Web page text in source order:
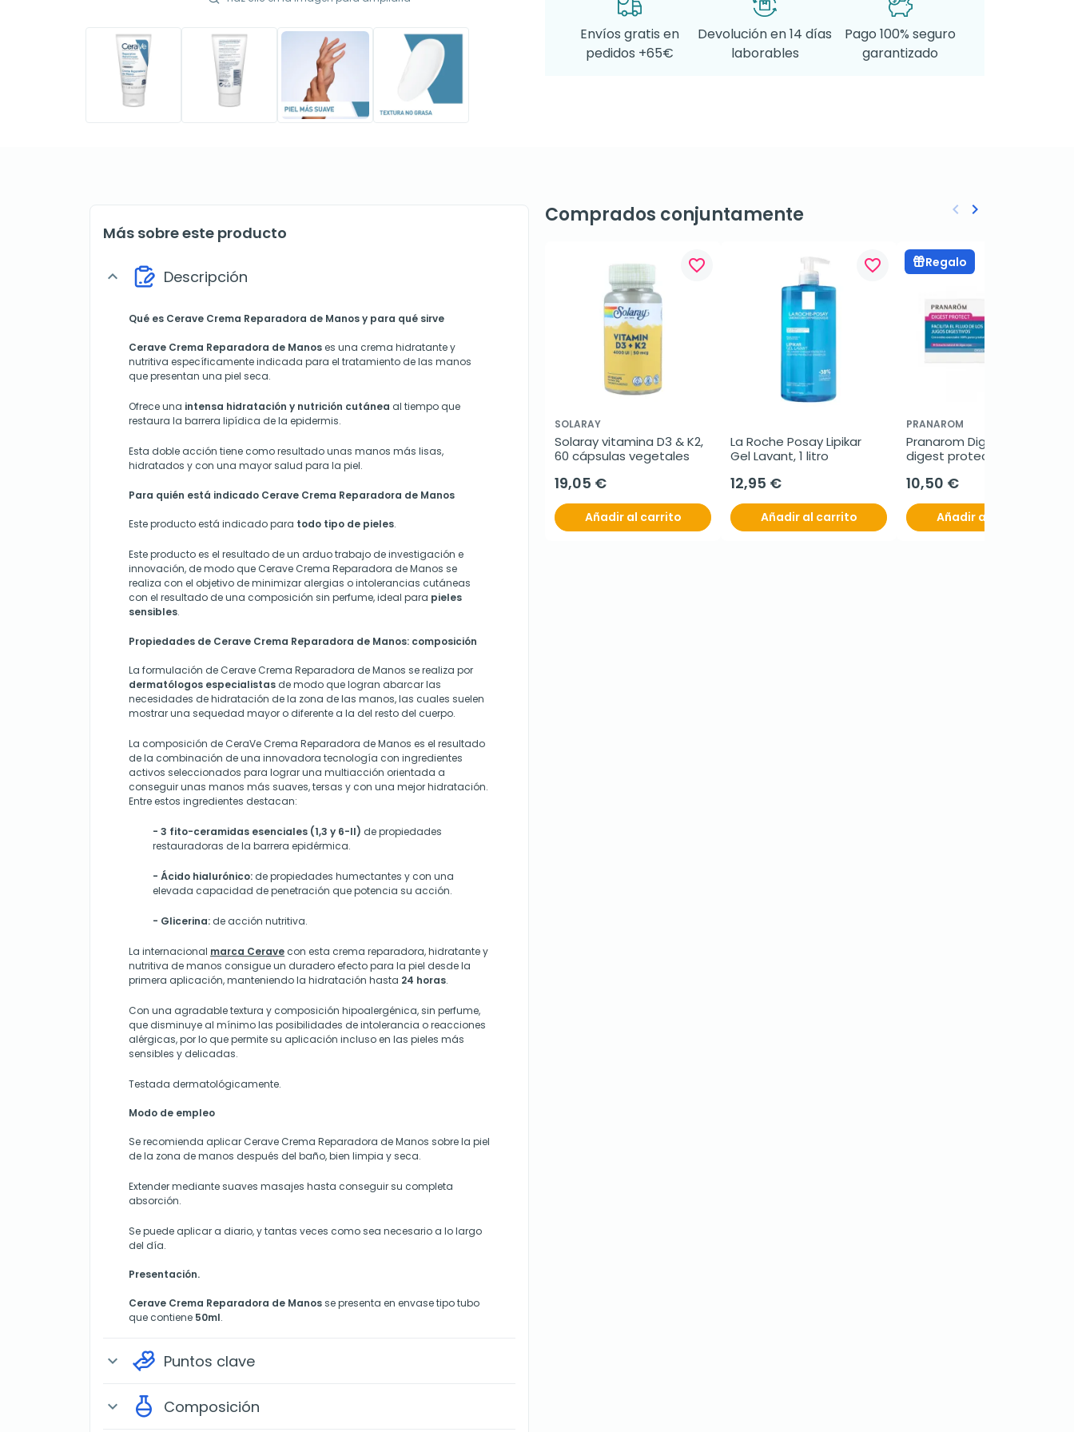
Envíos gratis en
pedidos +65€
Devolución en 14 días
laborables
Pago 100% seguro
garantizado
Más sobre este producto
expand_more Descripción
Qué es Cerave Crema Reparadora de Manos y para qué sirve
Cerave Crema Reparadora de Manoses una crema hidratante y
nutritiva específicamente indicada para el tratamiento de las manos
que presentan una piel seca.
Ofrece una intensa hidratación y nutrición cutánea al tiempo que
restaura la barrera lipídica de la epidermis.
Esta doble acción tiene como resultado unas manos más lisas,
hidratados y con una mayor salud para la piel.
Para quién está indicado Cerave Crema Reparadora de Manos
Este producto está indicado para todo tipo de pieles.
Este producto es el resultado de un arduo trabajo de investigación e
innovación, de modo que Cerave Crema Reparadora de Manos se
realiza con el objetivo de minimizar alergias o intolerancias cutáneas
con el resultado de una composición sin perfume, ideal para pieles
sensibles.
Propiedades de Cerave Crema Reparadora de Manos: composición
La formulación de Cerave Crema Reparadora de Manos se realiza por
dermatólogos especialistas de modo que logran abarcar las
necesidades de hidratación de la zona de las manos, las cuales suelen
mostrar una sequedad mayor o diferente a la del resto del cuerpo.
La composición de CeraVe Crema Reparadora de Manos es el resultado
de la combinación de una innovadora tecnología con ingredientes
activos seleccionados para lograr una multiacción orientada a
conseguir unas manos más suaves, tersas y con una mejor hidratación.
Entre estos ingredientes destacan:
- 3 fito-ceramidas esenciales (1,3 y 6-II) de propiedades
restauradoras de la barrera epidérmica.
- Ácido hialurónico: de propiedades humectantes y con una
elevada capacidad de penetración que potencia su acción.
- Glicerina: de acción nutritiva.
La internacional marca Cerave con esta crema reparadora, hidratante y
nutritiva de manos consigue un duradero efecto para la piel desde la
primera aplicación, manteniendo la hidratación hasta 24 horas.
Con una agradable textura y composición hipoalergénica, sin perfume,
que disminuye al mínimo las posibilidades de intolerancia o reacciones
alérgicas, por lo que permite su aplicación incluso en las pieles más
sensibles y delicadas.
Testada dermatológicamente.
Modo de empleo
Se recomienda aplicar Cerave Crema Reparadora de Manos sobre la piel
de la zona de manos después del baño, bien limpia y seca.
Extender mediante suaves masajes hasta conseguir su completa
absorción.
Se puede aplicar a diario, y tantas veces como sea necesario a lo largo
del día.
Presentación.
Cerave Crema Reparadora de Manosse presenta en envase tipo tubo
que contiene 50ml.
expand_more Puntos clave
expand_more Composición
Comprados conjuntamente
favorite_border
SOLARAY
Solaray vitamina D3 & K2,
60 cápsulas vegetales
19,05 €
Añadir al carrito
favorite_border
La Roche Posay Lipikar
Gel Lavant, 1 litro
12,95 €
Añadir al carrito
Regalo
PRANAROM
Pranarom Digestarom
digest protect, 30
10,50 €
Añadir al carrito
Anterior
keyboard_arrow_left Siguiente
keyboard_arrow_right